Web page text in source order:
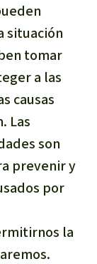
situación
tomar
a las
causas
Las
son
prevenir y
por
la